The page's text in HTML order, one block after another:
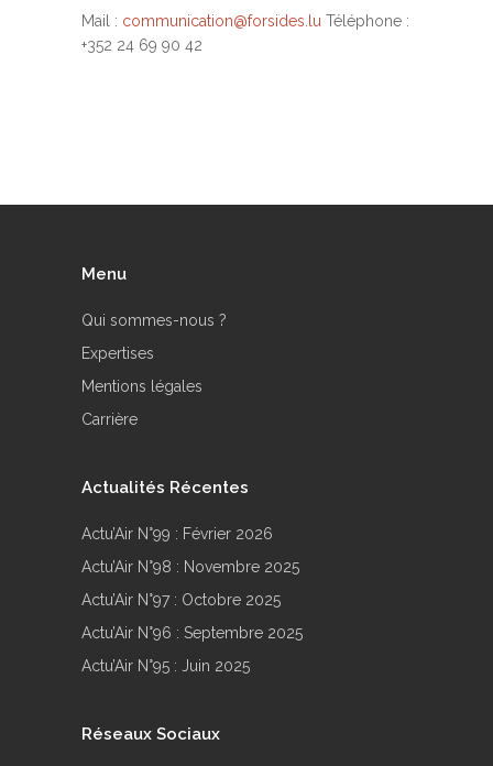
Mail : communication@forsides.lu Téléphone :
+352 24 69 90 42
Menu
Qui sommes-nous ?
Expertises
Mentions légales
Carrière
Actualités Récentes
Actu’Air N°99 : Février 2026
Actu’Air N°98 : Novembre 2025
Actu’Air N°97 : Octobre 2025
Actu’Air N°96 : Septembre 2025
Actu’Air N°95 : Juin 2025
Réseaux Sociaux